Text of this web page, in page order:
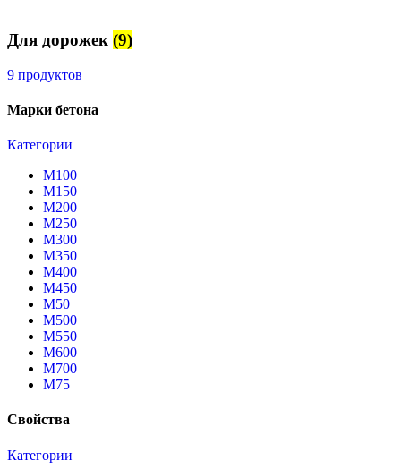
Для дорожек (9)
9 продуктов
Марки бетона
Категории
М100
М150
М200
М250
М300
М350
М400
М450
М50
М500
М550
М600
М700
М75
Свойства
Категории